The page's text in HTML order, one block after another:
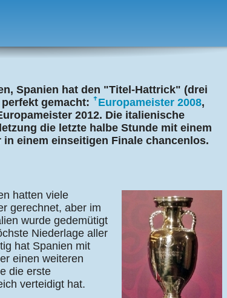
Spanien hat den "Titel-Hattrick" (drei
gemacht:
Europameister 2008,
2012. Die italienische
die letzte halbe Stunde mit einem
einem einseitigen Finale chancenlos.
hatten viele
gerechnet, aber im
wurde gedemütigt
Niederlage aller
hat Spanien mit
einen weiteren
die erste
verteidigt hat.